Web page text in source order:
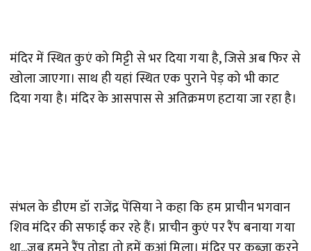
मंदिर में स्थित कुएं को मिट्टी से भर दिया गया है, जिसे अब फिर से
खोला जाएगा। साथ ही यहां स्थित एक पुराने पेड़ को भी काट
दिया गया है। मंदिर के आसपास से अतिक्रमण हटाया जा रहा है।
संभल के डीएम डॉ राजेंद्र पेंसिया ने कहा कि हम प्राचीन भगवान
शिव मंदिर की सफाई कर रहे हैं। प्राचीन कुएं पर रैंप बनाया गया